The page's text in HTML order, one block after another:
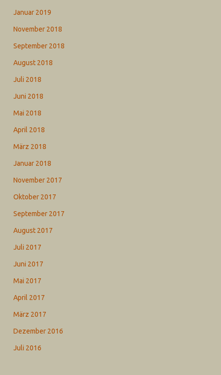
Januar 2019
November 2018
September 2018
August 2018
Juli 2018
Juni 2018
Mai 2018
April 2018
März 2018
Januar 2018
November 2017
Oktober 2017
September 2017
August 2017
Juli 2017
Juni 2017
Mai 2017
April 2017
März 2017
Dezember 2016
Juli 2016